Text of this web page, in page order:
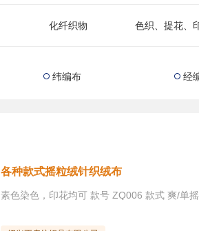
化纤织物
色织、提花、
 纬编布  经
各种款式摇粒绒针织绒布